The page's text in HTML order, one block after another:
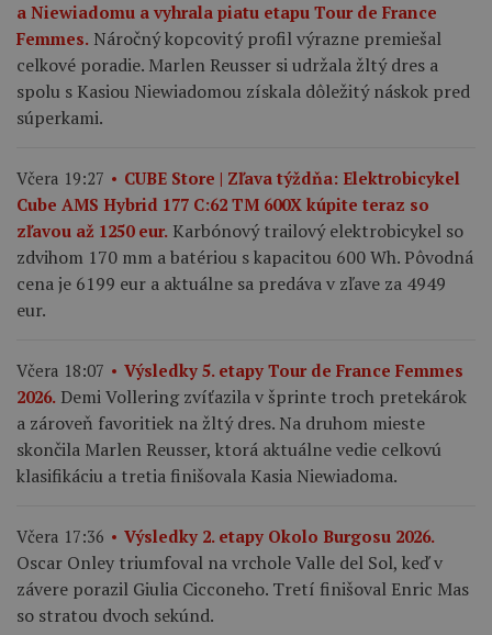
a Niewiadomu a vyhrala piatu etapu Tour de France
Femmes. Náročný kopcovitý profil výrazne premiešal
celkové poradie. Marlen Reusser si udržala žltý dres a
spolu s Kasiou Niewiadomou získala dôležitý náskok pred
súperkami.
Včera 19:27
CUBE Store | Zľava týždňa: Elektrobicykel
Cube AMS Hybrid 177 C:62 TM 600X kúpite teraz so
zľavou až 1250 eur. Karbónový trailový elektrobicykel so
zdvihom 170 mm a batériou s kapacitou 600 Wh. Pôvodná
cena je 6199 eur a aktuálne sa predáva v zľave za 4949
eur.
Včera 18:07
Výsledky 5. etapy Tour de France Femmes
2026. Demi Vollering zvíťazila v šprinte troch pretekárok
a zároveň favoritiek na žltý dres. Na druhom mieste
skončila Marlen Reusser, ktorá aktuálne vedie celkovú
klasifikáciu a tretia finišovala Kasia Niewiadoma.
Včera 17:36 Výsledky 2. etapy Okolo Burgosu 2026.
Oscar Onley triumfoval na vrchole Valle del Sol, keď v
závere porazil Giulia Cicconeho. Tretí finišoval Enric Mas
so stratou dvoch sekúnd.